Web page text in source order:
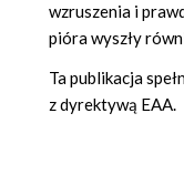
wzruszenia i
pióra wyszły
Ta publikacja
z dyrektywą EAA.